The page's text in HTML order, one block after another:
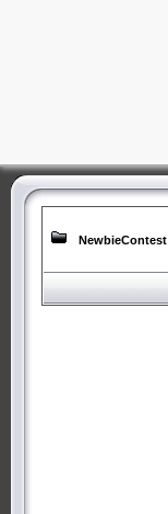
NewbieContest